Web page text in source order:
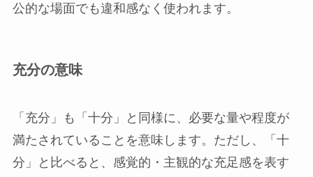
公的な場面でも違和感なく使われます。
充分の意味
「充分」も「十分」と同様に、必要な量や程度が
満たされていることを意味します。ただし、「十
分」と比べると、感覚的・主観的な充足感を表す